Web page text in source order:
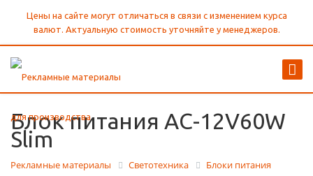
Цены на сайте могут отличаться в связи с изменением курса
валют. Актуальную стоимость уточняйте у менеджеров.
Блок питания AС-12V60W
Slim
Рекламные материалы Светотехника
Блоки питания